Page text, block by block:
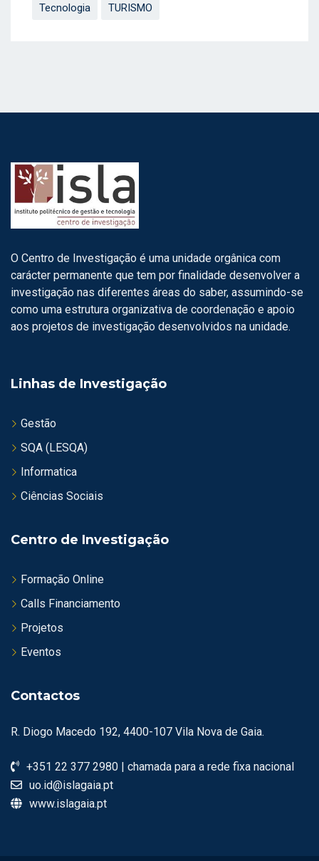
Tecnologia TURISMO
O Centro de Investigação é uma unidade orgânica com
carácter permanente que tem por finalidade desenvolver a
investigação nas diferentes áreas do saber, assumindo-se
como uma estrutura organizativa de coordenação e apoio
aos projetos de investigação desenvolvidos na unidade.
Linhas de Investigação
Gestão
SQA (LESQA)
Informatica
Ciências Sociais
Centro de Investigação
Formação Online
Calls Financiamento
Projetos
Eventos
Contactos
R. Diogo Macedo 192, 4400-107 Vila Nova de Gaia.
+351 22 377 2980 | chamada para a rede fixa nacional
uo.id@islagaia.pt
www.islagaia.pt